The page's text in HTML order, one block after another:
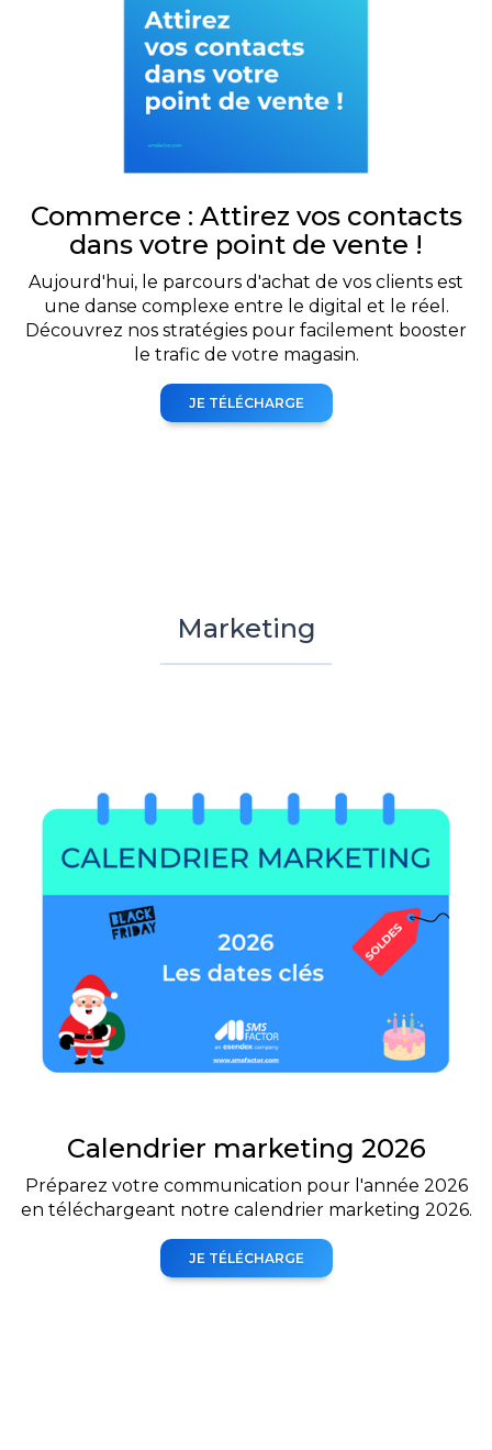
Commerce : Attirez vos contacts
dans votre point de vente !
Aujourd'hui, le parcours d'achat de vos clients est
une danse complexe entre le digital et le réel.
Découvrez nos stratégies pour facilement booster
le trafic de votre magasin.
JE TÉLÉCHARGE
Marketing
Calendrier marketing 2026
Préparez votre communication pour l'année 2026
en téléchargeant notre calendrier marketing 2026.
JE TÉLÉCHARGE